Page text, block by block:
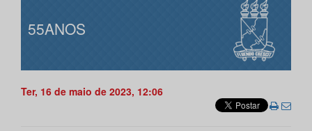
55ANOS
Ter, 16 de maio de 2023, 12:06